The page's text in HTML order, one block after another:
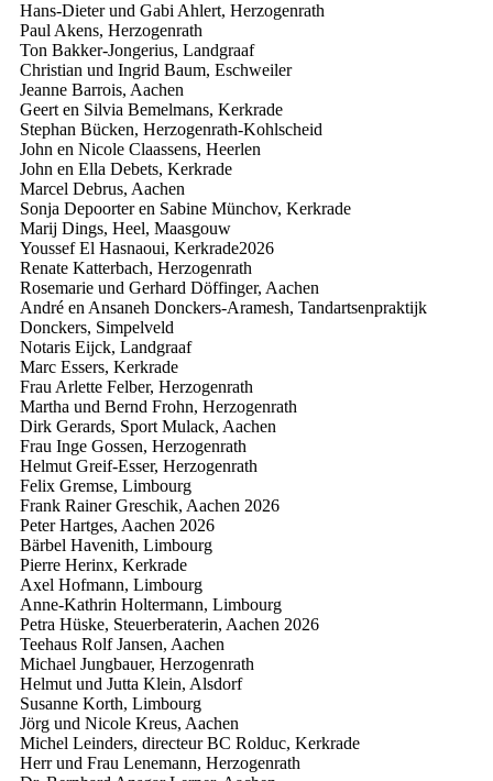
Hans-Dieter und Gabi Ahlert, Herzogenrath
Paul Akens, Herzogenrath
Ton Bakker-Jongerius, Landgraaf
Christian und Ingrid Baum, Eschweiler
Jeanne Barrois, Aachen
Geert en Silvia Bemelmans, Kerkrade
Stephan Bücken, Herzogenrath-Kohlscheid
John en Nicole Claassens, Heerlen
John en Ella Debets, Kerkrade
Marcel Debrus, Aachen
Sonja Depoorter en Sabine Münchov, Kerkrade
Marij Dings, Heel, Maasgouw
Youssef El Hasnaoui, Kerkrade2026
Renate Katterbach, Herzogenrath
Rosemarie und Gerhard Döffinger, Aachen
André en Ansaneh Donckers-Aramesh, Tandartsenpraktijk
Donckers, Simpelveld
Notaris Eijck, Landgraaf
Marc Essers, Kerkrade
Frau Arlette Felber, Herzogenrath
Martha und Bernd Frohn, Herzogenrath
Dirk Gerards, Sport Mulack, Aachen
Frau Inge Gossen, Herzogenrath
Helmut Greif-Esser, Herzogenrath
Felix Gremse, Limbourg
Frank Rainer Greschik, Aachen 2026
Peter Hartges, Aachen 2026
Bärbel Havenith, Limbourg
Pierre Herinx, Kerkrade
Axel Hofmann, Limbourg
Anne-Kathrin Holtermann, Limbourg
Petra Hüske, Steuerberaterin, Aachen 2026
Teehaus Rolf Jansen, Aachen
Michael Jungbauer, Herzogenrath
Helmut und Jutta Klein, Alsdorf
Susanne Korth, Limbourg
Jörg und Nicole Kreus, Aachen
Michel Leinders, directeur BC Rolduc, Kerkrade
Herr und Frau Lenemann, Herzogenrath